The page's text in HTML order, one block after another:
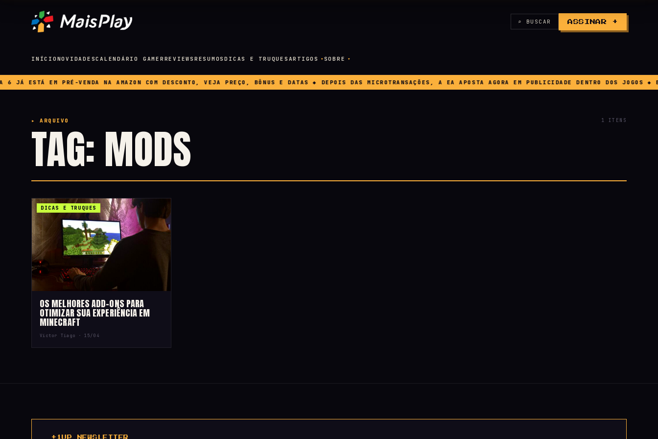
⌕ BUSCAR ASSINAR +
INÍCIO NOVIDADESCALENDÁRIO GAMER REVIEWS RESUMOSDICAS E TRUQUES ARTIGOS SOBRE
ESTÁ EM PRÉ-VENDA NA AMAZON COM DESCONTO, VEJA PREÇO, BÔNUS E DATAS ◆ DEPOIS DAS MICROTRANSAÇÕES, A EA APOSTA AGORA EM PUBLICIDADE DENTRO DOS
▸ ARQUIVO
TAG: MODS 1 ITENS
DICAS E TRUQUES
OS MELHORES ADD-ONS PARA
OTIMIZAR SUA EXPERIÊNCIA EM
MINECRAFT
Victor Tiago ·15/04
+1UP NEWSLETTER